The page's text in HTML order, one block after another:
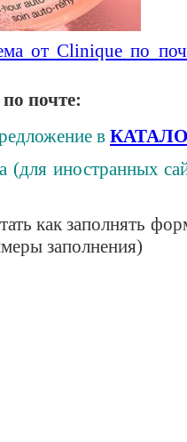
от Clinique по
почте:
в
(для иностранных
как заполнять
заполнения)